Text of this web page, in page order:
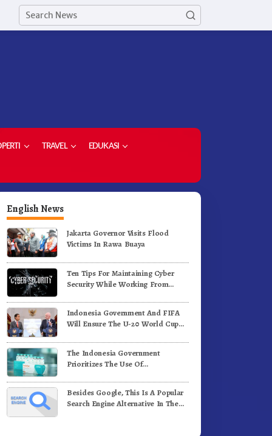
TRAVEL EDUKASI
Jalan Tingkat SD dan
Untuk Meriahkan HUT RI
81 Dibuka Sekda Karo
Karo Pimpin Laskar Biru
Bergerak.!
English News
Jakarta Governor Visits Flood
Victims In Rawa Buaya
Ten Tips For Maintaining Cyber
Security While Working From
Indonesia Government And FIFA
Will Ensure The U-20 World Cup
Standards
The Indonesia Government
Prioritizes The Use Of
Vaccines
Besides Google, This Is A Popular
Search Engine Alternative In The